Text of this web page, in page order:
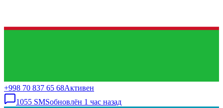
+998 70 837 65 68Активен
1055 SMSобновлён 1 час назад